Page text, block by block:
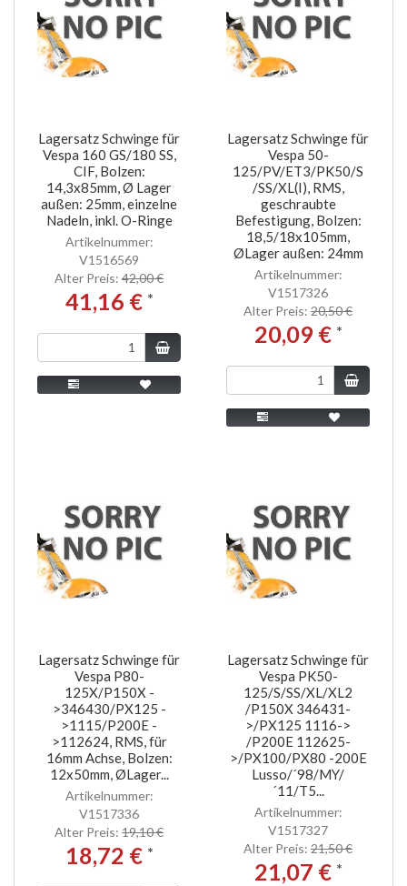
Lagersatz Schwinge für
Vespa 160 GS/180 SS,
CIF, Bolzen:
14,3x85mm, Ø Lager
außen: 25mm, einzelne
Nadeln, inkl. O-Ringe
Artikelnummer:
V1516569
Alter Preis: 42,00 €
41,16 € *
Lagersatz Schwinge für
Vespa 50-
125/PV/ET3/PK50/S
/SS/XL(I), RMS,
geschraubte
Befestigung, Bolzen:
18,5/18x105mm,
ØLager außen: 24mm
Artikelnummer:
V1517326
Alter Preis: 20,50 €
20,09 € *
Lagersatz Schwinge für
Vespa P80-
125X/P150X -
>346430/PX125 -
>1115/P200E -
>112624, RMS, für
16mm Achse, Bolzen:
12x50mm, ØLager...
Artikelnummer:
V1517336
Alter Preis: 19,10 €
18,72 € *
Lagersatz Schwinge für
Vespa PK50-
125/S/SS/XL/XL2
/P150X 346431-
>/PX125 1116->
/P200E 112625-
>/PX100/PX80 -200E
Lusso/´98/MY/
´11/T5...
Artikelnummer:
V1517327
Alter Preis: 21,50 €
21,07 € *